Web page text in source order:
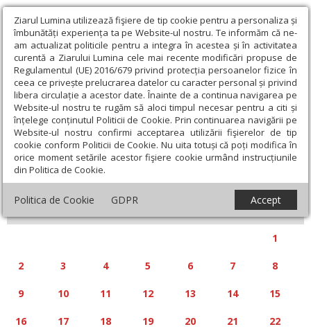
Ziarul Lumina utilizează fişiere de tip cookie pentru a personaliza și
îmbunătăți experiența ta pe Website-ul nostru. Te informăm că ne-
am actualizat politicile pentru a integra în acestea și în activitatea
curentă a Ziarului Lumina cele mai recente modificări propuse de
Regulamentul (UE) 2016/679 privind protecția persoanelor fizice în
ceea ce privește prelucrarea datelor cu caracter personal și privind
libera circulație a acestor date. Înainte de a continua navigarea pe
Website-ul nostru te rugăm să aloci timpul necesar pentru a citi și
înțelege conținutul Politicii de Cookie. Prin continuarea navigării pe
Website-ul nostru confirmi acceptarea utilizării fişierelor de tip
cookie conform Politicii de Cookie. Nu uita totuși că poți modifica în
orice moment setările acestor fişiere cookie urmând instrucțiunile
din Politica de Cookie.
Politica de Cookie GDPR Accept
Calendar articole
« »
SEPTEMBRIE 2024
S D
1
2 3 4 5 6 7 8
9 10 11 12 13 14 15
16 17 18 19 20 21 22